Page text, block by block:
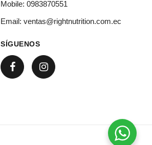
Mobile: 0983870551
Email: ventas@rightnutrition.com.ec
SÍGUENOS